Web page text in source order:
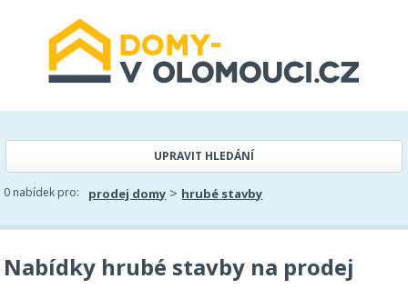
UPRAVIT HLEDÁNÍ
0 nabídek pro: prodej domy > hrubé stavby
Nabídky hrubé stavby na prodej